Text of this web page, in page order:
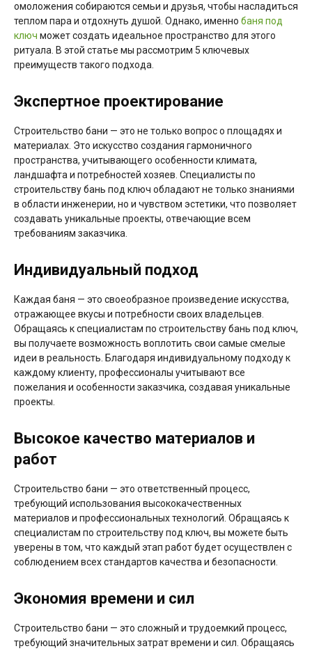
омоложения собираются семьи и друзья, чтобы насладиться
теплом пара и отдохнуть душой. Однако, именно баня под
ключ может создать идеальное пространство для этого
ритуала. В этой статье мы рассмотрим 5 ключевых
преимуществ такого подхода.
Экспертное проектирование
Строительство бани — это не только вопрос о площадях и
материалах. Это искусство создания гармоничного
пространства, учитывающего особенности климата,
ландшафта и потребностей хозяев. Специалисты по
строительству бань под ключ обладают не только знаниями
в области инженерии, но и чувством эстетики, что позволяет
создавать уникальные проекты, отвечающие всем
требованиям заказчика.
Индивидуальный подход
Каждая баня — это своеобразное произведение искусства,
отражающее вкусы и потребности своих владельцев.
Обращаясь к специалистам по строительству бань под ключ,
вы получаете возможность воплотить свои самые смелые
идеи в реальность. Благодаря индивидуальному подходу к
каждому клиенту, профессионалы учитывают все
пожелания и особенности заказчика, создавая уникальные
проекты.
Высокое качество материалов и
работ
Строительство бани — это ответственный процесс,
требующий использования высококачественных
материалов и профессиональных технологий. Обращаясь к
специалистам по строительству под ключ, вы можете быть
уверены в том, что каждый этап работ будет осуществлен с
соблюдением всех стандартов качества и безопасности.
Экономия времени и сил
Строительство бани — это сложный и трудоемкий процесс,
требующий значительных затрат времени и сил. Обращаясь